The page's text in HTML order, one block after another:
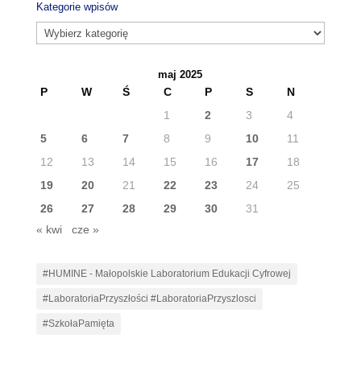
Kategorie wpisów
Kategorie
wpisów
maj 2025
P W Ś C P S
N
1
2 3
4
5
6 7 8 9 10
11
12
13 14 15 16 17
18
19
20 21 22 23 24
25
26
27 28 29 30
31
« kwi
cze »
#HUMINE - Małopolskie Laboratorium Edukacji Cyfrowej
#LaboratoriaPrzyszłości #LaboratoriaPrzyszlosci
#SzkołaPamięta